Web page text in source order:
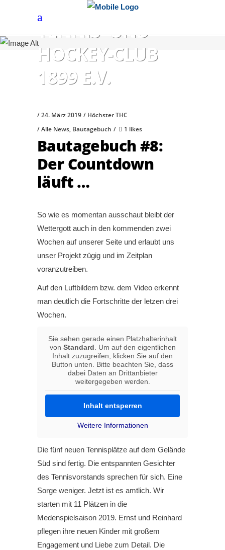
HÖCHSTER
TENNIS- UND
HOCKEY-CLUB
1899 E.V.
24. März 2019
Höchster THC
Alle News, Bautagebuch 1 likes
Bautagebuch #8:
Der Countdown
läuft …
So wie es momentan ausschaut bleibt der
Wettergott auch in den kommenden zwei
Wochen auf unserer Seite und erlaubt uns
unser Projekt zügig und im Zeitplan
voranzutreiben.
Auf den Luftbildern bzw. dem Video erkennt
man deutlich die Fortschritte der letzen drei
Wochen.
Sie sehen gerade einen Platzhalterinhalt
von Standard . Um auf den eigentlichen
Inhalt zuzugreifen, klicken Sie auf den
Button unten. Bitte beachten Sie, dass
dabei Daten an Drittanbieter
weitergegeben werden.
Inhalt entsperren
Weitere Informationen
Die fünf neuen Tennisplätze auf dem Gelände
Süd sind fertig. Die entspannten Gesichter
des Tennisvorstands sprechen für sich. Eine
Sorge weniger. Jetzt ist es amtlich. Wir
starten mit 11 Plätzen in die
Medenspielsaison 2019. Ernst und Reinhard
pflegen ihre neuen Kinder mit großem
Engagement und Liebe zum Detail. Die